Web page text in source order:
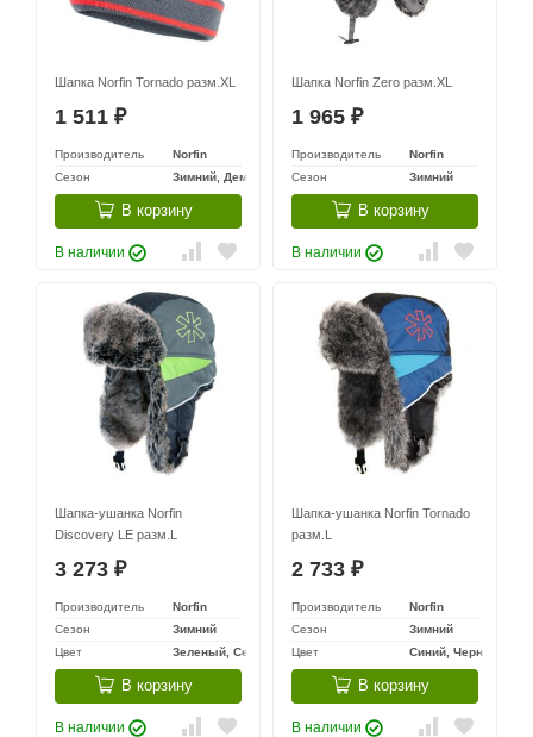
Шапка Norfin Tornado разм.XL
1 511 ₽
Производитель
Norfin
Сезон
Зимний, Демисезонный
В корзину
В наличии
Шапка Norfin Zero разм.XL
1 965 ₽
Производитель
Norfin
Сезон
Зимний
В корзину
В наличии
Шапка-ушанка Norfin
Discovery LE разм.L
3 273 ₽
Производитель
Norfin
Сезон
Зимний
Цвет
Зеленый, Серый, Черный
В корзину
В наличии
Шапка-ушанка Norfin Tornado
разм.L
2 733 ₽
Производитель
Norfin
Сезон
Зимний
Цвет
Синий, Черный
В корзину
В наличии